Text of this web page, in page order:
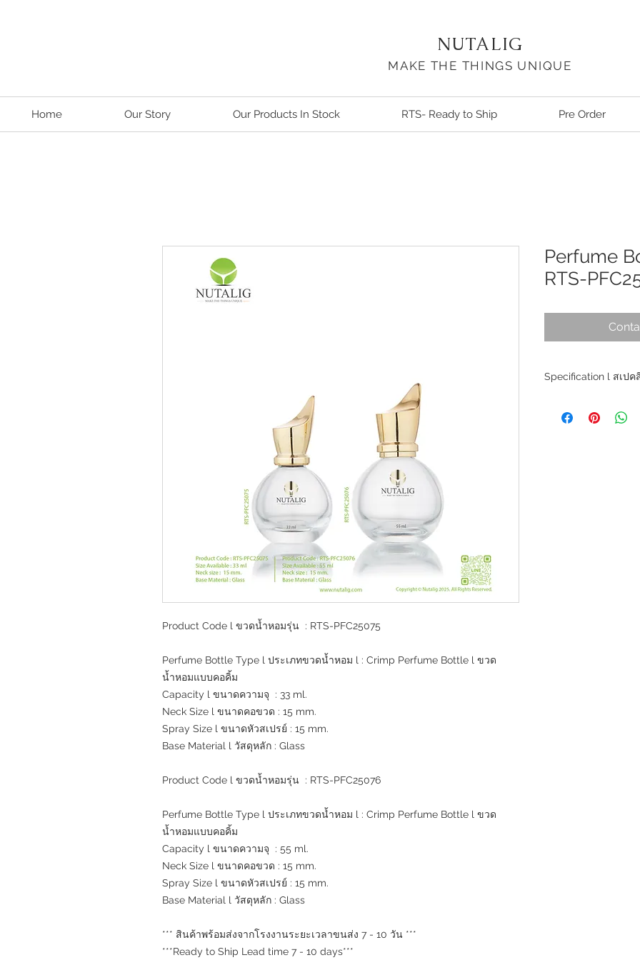
NUTALIG
MAKE THE THINGS UNIQUE
Home Our Story Our Products In Stock RTS- Ready to Ship Pre Order
Product Code l ขวดน้ำหอมรุ่น : RTS-PFC25075
Perfume Bottle Type l ประเภทขวดน้ำหอม l : Crimp Perfume Bottle l ขวด
น้ำหอมแบบคอคิ้ม
Capacity l ขนาดความจุ : 33 ml.
Neck Size l ขนาดคอขวด : 15 mm.
Spray Size l ขนาดหัวสเปรย์ : 15 mm.
Base Material l วัสดุหลัก : Glass
Product Code l ขวดน้ำหอมรุ่น : RTS-PFC25076
Perfume Bottle Type l ประเภทขวดน้ำหอม l : Crimp Perfume Bottle l ขวด
น้ำหอมแบบคอคิ้ม
Capacity l ขนาดความจุ : 55 ml.
Neck Size l ขนาดคอขวด : 15 mm.
Spray Size l ขนาดหัวสเปรย์ : 15 mm.
Base Material l วัสดุหลัก : Glass
*** สินค้าพร้อมส่งจากโรงงานระยะเวลาขนส่ง 7 - 10 วัน ***
***Ready to Ship Lead time 7 - 10 days***
Perfume
RTS-
Specification l สเปค
Perfume Bottle